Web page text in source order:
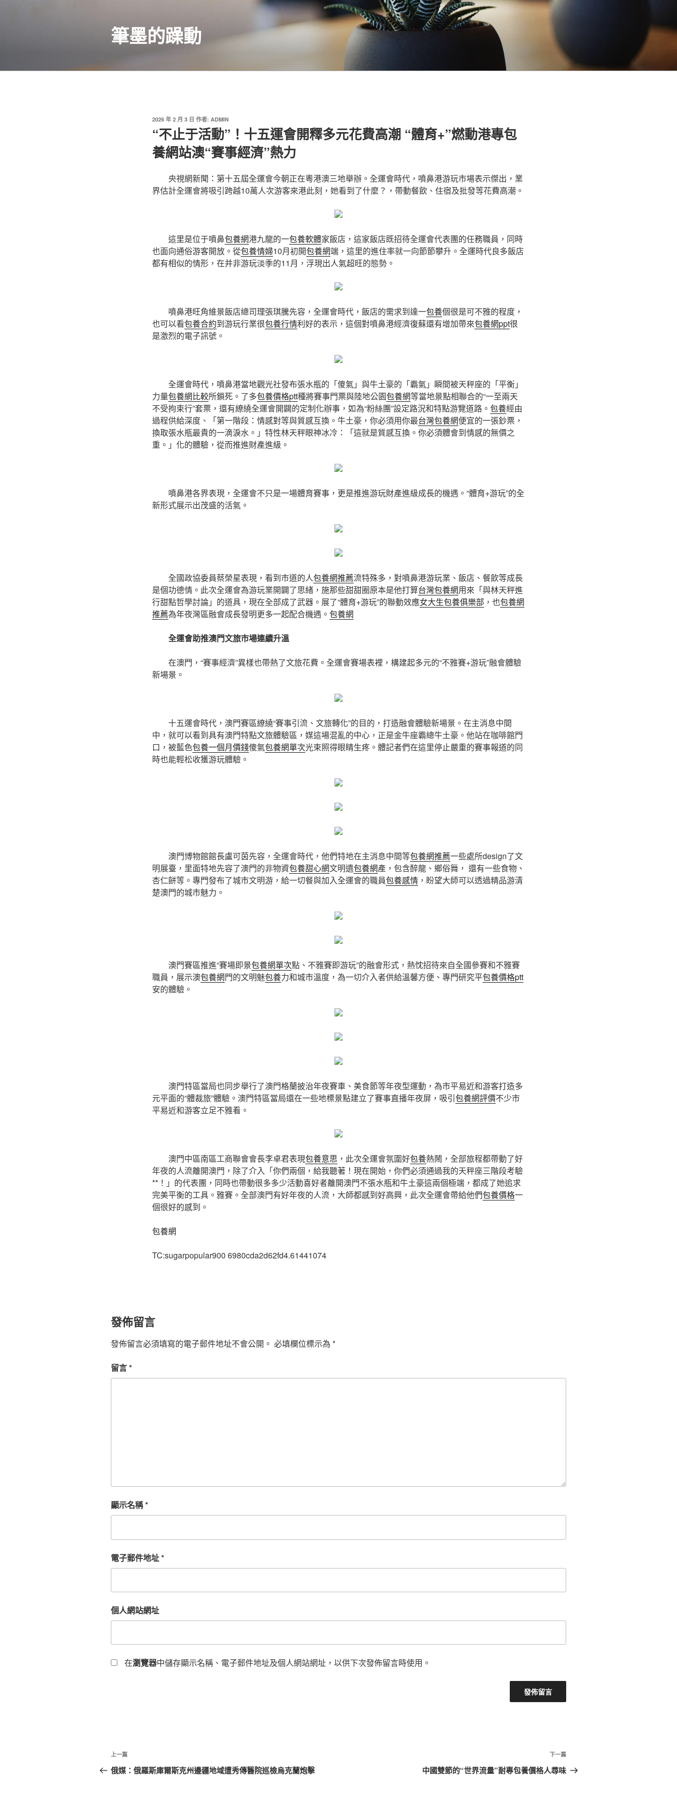
筆墨的躁動
發
於
2026 年 2 月 3 日 作者: ADMIN
“不止于活動”！十五運會開釋多元花費高潮 “體育+”燃動港專包
養網站澳“賽事經濟”熱力
央視網新聞：第十五屆全運會今朝正在粵港澳三地舉辦。全運會時代，噴鼻港游玩市場表示傑出，業
界估計全運會將吸引跨越10萬人次游客來港此刻，她看到了什麼？，帶動餐飲、住宿及批發等花費高潮。
這里是位于噴鼻包養網港九龍的一包養軟體家飯店，這家飯店既招待全運會代表團的任務職員，同時
也面向通俗游客開放。從包養情婦10月初開包養網端，這里的進住率就一向節節攀升。全運時代良多飯店
都有相似的情形，在并非游玩淡季的11月，浮現出人氣超旺的態勢。
噴鼻港旺角維景飯店總司理張琪騰先容，全運會時代，飯店的需求到達一包養個很是可不雅的程度，
也可以看包養合約到游玩行業很包養行情利好的表示，這個對噴鼻港經濟復蘇還有增加帶來包養網ppt很
是激烈的電子訊號。
全運會時代，噴鼻港當地觀光社發布張水瓶的「傻氣」與牛土豪的「霸氣」瞬間被天秤座的「平衡」
力量包養網比較所鎖死。了多包養價格ptt種將賽事門票與陸地公園包養網等當地景點相聯合的“一至兩天
不受拘束行”套票，還有繚繞全運會開闢的定制化辦事，如為“粉絲團”設定路況和特點游覽道路。 包養經由
過程供給深度、「第一階段：情感對等與質感互換。牛土豪，你必須用你最台灣包養網便宜的一張鈔票，
換取張水瓶最貴的一滴淚水。」特性林天秤眼神冰冷：「這就是質感互換。你必須體會到情感的無價之
重。」化的體驗，從而推進財產進級。
噴鼻港各界表現，全運會不只是一場體育賽事，更是推進游玩財產進級成長的機遇。“體育+游玩”的全
新形式展示出茂盛的活氣。
全國政協委員蔡榮星表現，看到市道的人包養網推薦流特殊多，對噴鼻港游玩業、飯店、餐飲等成長
是個功德情。此次全運會為游玩業開闢了思緒，施那些甜甜圈原本是他打算台灣包養網用來「與林天秤進
行甜點哲學討論」的道具，現在全部成了武器。展了“體育+游玩”的聯動效應女大生包養俱樂部 ，也包養網
推薦為年夜灣區融會成長發明更多一起配合機遇。 包養網
全運會助推澳門文旅市場連續升溫
在澳門，“賽事經濟”異樣也帶熱了文旅花費。全運會賽場表裡，構建起多元的“不雅賽+游玩”融會體驗
新場景。
十五運會時代，澳門賽區繚繞“賽事引流、文旅轉化”的目的，打造融會體驗新場景。在主消息中間
中，就可以看到具有澳門特點文旅體驗區，媒這場混亂的中心，正是金牛座霸總牛土豪。他站在咖啡館門
口，被藍色包養一個月價錢傻氣包養網單次光束照得眼睛生疼。體記者們在這里停止嚴重的賽事報道的同
時也能輕松收獲游玩體驗。
澳門博物館館長盧可茵先容，全運會時代，他們特地在主消息中間等包養網推薦一些處所design了文
明展臺，里面特地先容了澳門的非物資包養甜心網文明遺包養網產，包含醉龍、鄉俗舞， 還有一些食物、
杏仁餅等。專門發布了城市文明游，給一切餐與加入全運會的職員包養感情 ，盼望大師可以透過精品游清
楚澳門的城市魅力。
澳門賽區推進“賽場即景包養網單次點、不雅賽即游玩”的融會形式，熱忱招待來自全國參賽和不雅賽
職員，展示澳包養網門的文明魅包養力和城市溫度，為一切介入者供給溫馨方便、專門研究平包養價格ptt
安的體驗。
澳門特區當局也同步舉行了澳門格蘭披治年夜賽車、美食節等年夜型運動，為市平易近和游客打造多
元平面的“體裁旅”體驗。澳門特區當局還在一些地標景點建立了賽事直播年夜屏，吸引包養網評價不少市
平易近和游客立足不雅看。
澳門中區南區工商聯會會長李卓君表現包養意思 ，此次全運會氛圍好包養熱鬧，全部旅程都帶動了好
年夜的人流離開澳門，除了介入「你們兩個，給我聽著！現在開始，你們必須通過我的天秤座三階段考驗
**！」的代表團，同時也帶動很多多少活動喜好者離開澳門不張水瓶和牛土豪這兩個極端，都成了她追求
完美平衡的工具。雅賽。全部澳門有好年夜的人流，大師都感到好高興，此次全運會帶給他們包養價格一
個很好的感到。
包養網
TC:sugarpopular900 6980cda2d62fd4.61441074
發佈留言
發佈留言必須填寫的電子郵件地址不會公開。 必填欄位標示為 *
留言*
顯示名稱*
電子郵件地址*
個人網站網址
在瀏覽器中儲存顯示名稱、電子郵件地址及個人網站網址，以供下次發佈留言時使用。
文
章
上
一
上一篇
俄媒：俄羅斯庫爾斯克州邊疆地域遭秀傳醫院巡檢烏克蘭炮擊
下
一
下一篇
中國雙節的“世界流量”耐專包養價格人尋味